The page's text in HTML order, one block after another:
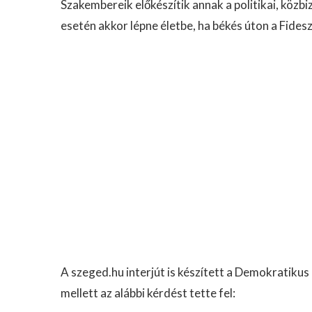
Szakembereik előkészítik annak a politikai,
esetén akkor lépne életbe, ha békés úton a
A szeged.hu interjút is készített a
mellett az alábbi kérdést tette fel: